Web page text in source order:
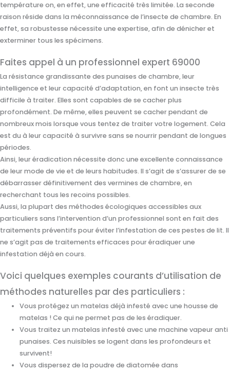
température on, en effet, une efficacité très limitée. La seconde
raison réside dans la méconnaissance de l’insecte de chambre. En
effet, sa robustesse nécessite une expertise, afin de dénicher et
exterminer tous les spécimens.
Faites appel à un professionnel expert 69000
La résistance grandissante des punaises de chambre, leur
intelligence et leur capacité d’adaptation, en font un insecte très
difficile à traiter. Elles sont capables de se cacher plus
profondément. De même, elles peuvent se cacher pendant de
nombreux mois lorsque vous tentez de traiter votre logement. Cela
est du à leur capacité à survivre sans se nourrir pendant de longues
périodes.
Ainsi, leur éradication nécessite donc une excellente connaissance
de leur mode de vie et de leurs habitudes. Il s’agit de s’assurer de se
débarrasser définitivement des vermines de chambre, en
recherchant tous les recoins possibles.
Aussi, la plupart des méthodes écologiques accessibles aux
particuliers sans l’intervention d’un professionnel sont en fait des
traitements préventifs pour éviter l’infestation de ces pestes de lit. Il
ne s’agit pas de traitements efficaces pour éradiquer une
infestation déjà en cours.
Voici quelques exemples courants d’utilisation de
méthodes naturelles par des particuliers :
Vous protégez un matelas déjà infesté avec une housse de
matelas ! Ce qui ne permet pas de les éradiquer.
Vous traitez un matelas infesté avec une machine vapeur anti
punaises. Ces nuisibles se logent dans les profondeurs et
survivent!
Vous dispersez de la poudre de diatomée dans